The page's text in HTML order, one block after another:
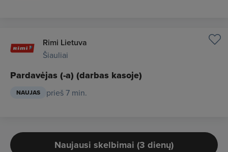
Rimi Lietuva
Šiauliai
Pardavėjas (-a) (darbas kasoje)
NAUJAS prieš 7 min.
Naujausi skelbimai (3 dienų)